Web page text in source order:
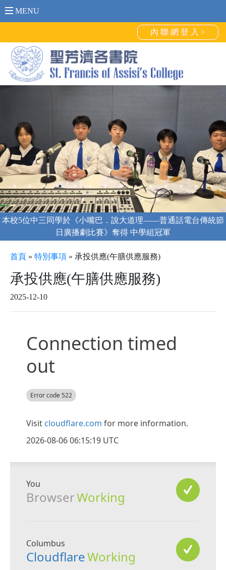
MENU
內 聯 網 登 入 >
本校5位中三同學於《小嘴巴．說大道理——普通話電台傳統節
日廣播劇比賽》奪得 中學組冠軍
首頁 » 特別事項 » 承投供應(午膳供應服務)
承投供應(午膳供應服務)
2025-12-10